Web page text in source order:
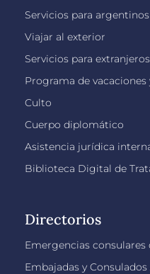
Servicios para
Viajar al exterior
Servicios para extranjeros
Programa de vacaciones
Culto
Cuerpo diplomático
Asistencia jurídica
Biblioteca Digital de
Directorios
Emergencias
Embajadas y